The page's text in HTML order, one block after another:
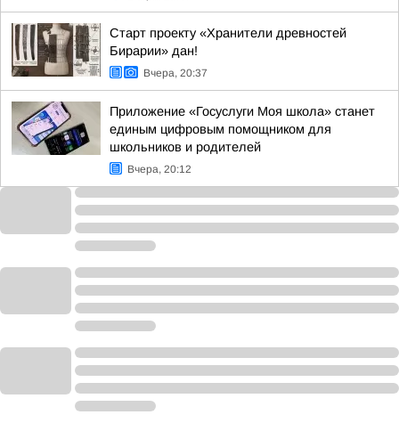
Старт проекту «Хранители древностей
Бирарии» дан!
Вчера, 20:37
Приложение «Госуслуги Моя школа» станет
единым цифровым помощником для
школьников и родителей
Вчера, 20:12